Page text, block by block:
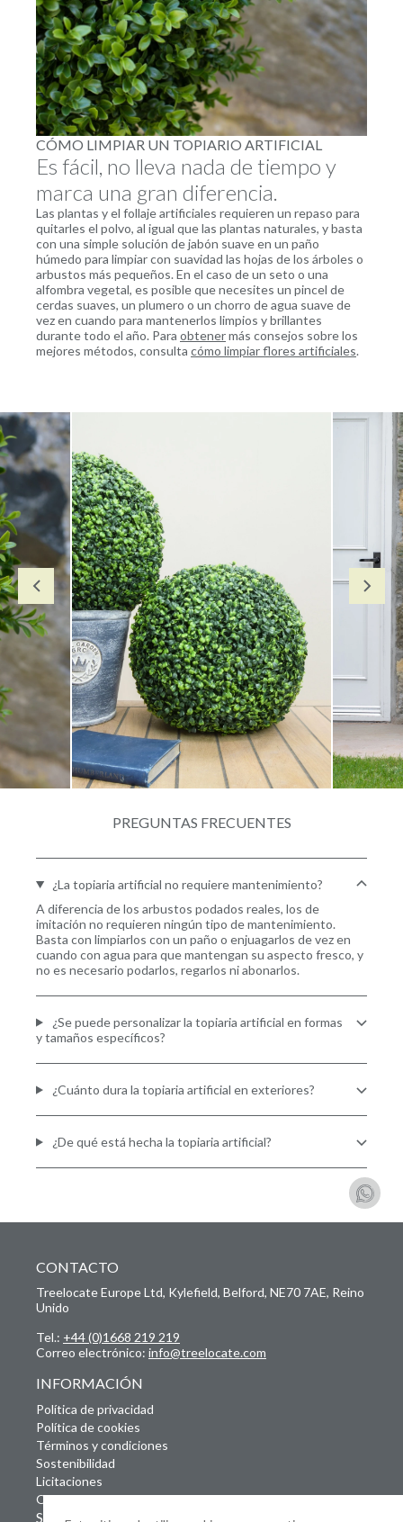
CÓMO LIMPIAR UN TOPIARIO ARTIFICIAL
Es fácil, no lleva nada de tiempo y
marca una gran diferencia.
Las plantas y el follaje artificiales requieren un repaso para
quitarles el polvo, al igual que las plantas naturales, y basta
con una simple solución de jabón suave en un paño
húmedo para limpiar con suavidad las hojas de los árboles o
arbustos más pequeños. En el caso de un seto o una
alfombra vegetal, es posible que necesites un pincel de
cerdas suaves, un plumero o un chorro de agua suave de
vez en cuando para mantenerlos limpios y brillantes
durante todo el año. Para obtenermás consejos sobre los
mejores métodos, consulta cómo limpiar flores artificiales.
PREGUNTAS FRECUENTES
¿La topiaria artificial no requiere mantenimiento?
A diferencia de los arbustos podados reales, los de
imitación no requieren ningún tipo de mantenimiento.
Basta con limpiarlos con un paño o enjuagarlos de vez en
cuando con agua para que mantengan su aspecto fresco, y
no es necesario podarlos, regarlos ni abonarlos.
¿Se puede personalizar la topiaria artificial en formas
y tamaños específicos?
¿Cuánto dura la topiaria artificial en exteriores?
¿De qué está hecha la topiaria artificial?
CONTACTO
Treelocate Europe Ltd, Kylefield, Belford, NE70 7AE, Reino
Unido
Tel.: +44 (0)1668 219 219
Correo electrónico: info@treelocate.com
INFORMACIÓN
Política de privacidad
Política de cookies
Términos y condiciones
Sostenibilidad
Licitaciones
Ofertas de empleo
SUSCRÍBETE A NUESTRO BOLETÍN